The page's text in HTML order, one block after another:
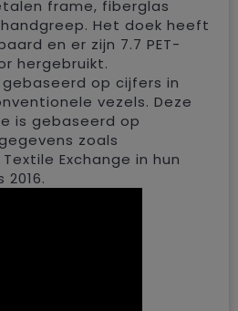
frame, fiberglas
Het doek heeft
en er zijn 7.7 PET-
hergebruikt.
op cijfers in
vezels. Deze
is gebaseerd op
zoals
Exchange in hun